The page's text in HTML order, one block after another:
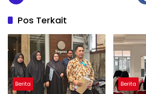
Pos Terkait
Berita Berita